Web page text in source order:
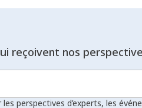
exportateurs et les
reçoivent nos
perspectives d’experts, les